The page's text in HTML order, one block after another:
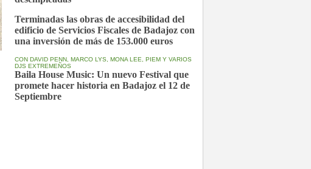
Terminadas las obras de accesibilidad del
edificio de Servicios Fiscales de Badajoz con
una inversión de más de 153.000 euros
CON DAVID PENN, MARCO LYS, MONA LEE, PIEM Y VARIOS
DJS EXTREMEÑOS
Baila House Music: Un nuevo Festival que
promete hacer historia en Badajoz el 12 de
Septiembre